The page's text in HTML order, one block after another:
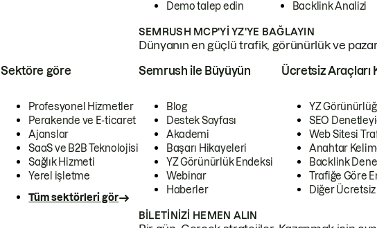
Demo talep edin
Backlink Analizi
SEMRUSH MCP'YI YZ'YE BAĞLAYIN
Dünyanın en güçlü trafik, görünürlük ve
Sektöre göre
Profesyonel Hizmetler
Perakende ve E-ticaret
Ajanslar
SaaS ve B2B Teknolojisi
Sağlık Hizmeti
Yerel işletme
Tüm sektörleri gör
Semrush ile Büyüyün
Blog
Destek Sayfası
Akademi
Başarı Hikayeleri
YZ Görünürlük Endeksi
Webinar
Haberler
Ücretsiz Araçları
YZ
SEO
Web Sitesi
Anahtar
Backlink
Trafiğe Göre
Diğer
BILETINIZI HEMEN ALIN